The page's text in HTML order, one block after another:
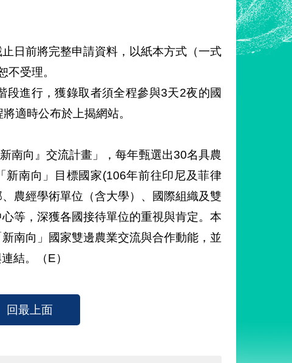
日前將完整申請資料，以紙本方式（一式
受理。
段進行，獲錄取者須全程參與3天2夜的國
適時公布於上揭網站。
南向』交流計畫」，每年甄選出30名具農
南向」目標國家(106年前往印尼及菲律
農經學術單位（含大學）、國際組織及雙
等，深獲各國接待單位的重視與肯定。本
南向」國家雙邊農業交流與合作動能，並
結。（E）
回最上面